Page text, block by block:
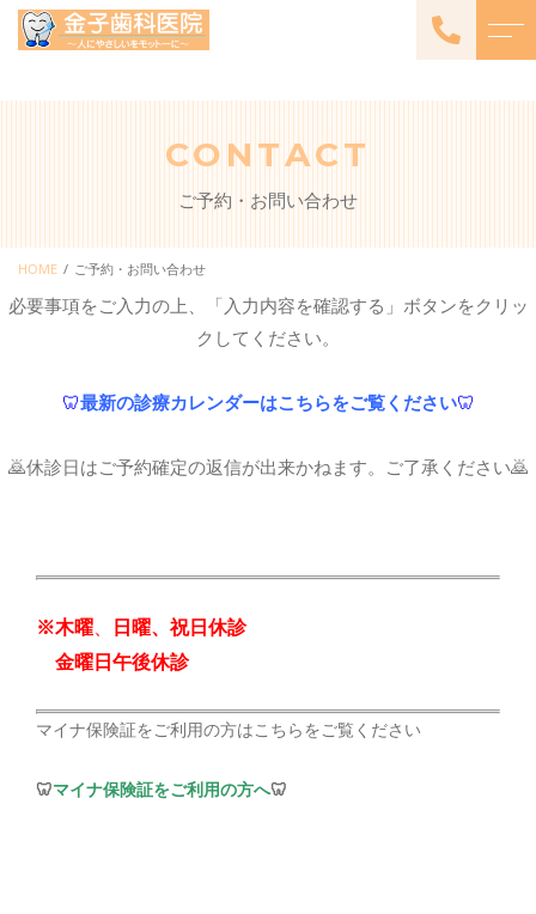
当院について
一般診療・小児歯科
歯周病治療
栄養療法
（Aging Care Salon モワ・
メームと提携）
アクセス
ご予約・お問い合わせ
メールでのご予約
CONTACT
ご予約・お問い合わせ
HOME ご予約・お問い合わせ
必要事項をご入力の上、「入力内容を確認する」ボタンをクリッ
クしてください。
🦷最新の診療カレンダーはこちらをご覧ください🦷
🙇休診日はご予約確定の返信が出来かねます。ご了承ください🙇
※木曜、 日曜、祝日休診
金曜日午後休診
マイナ保険証をご利用の方はこちらをご覧ください
🦷マイナ保険証をご利用の方へ🦷